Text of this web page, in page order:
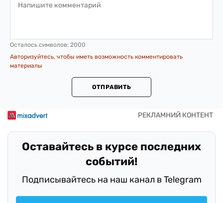
Осталось символов: 2000
Авторизуйтесь, чтобы иметь возможность комментировать
материалы
ОТПРАВИТЬ
Оставайтесь в курсе последних
событий!
Подписывайтесь на наш канал в Telegram